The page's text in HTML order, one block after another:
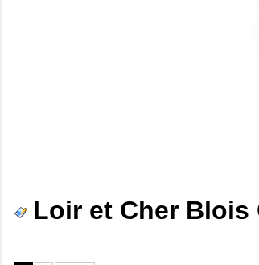
Loir et Cher Blois